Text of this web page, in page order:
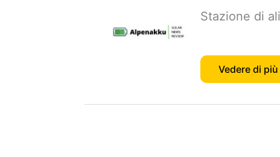
Stazione di
Vedere di più